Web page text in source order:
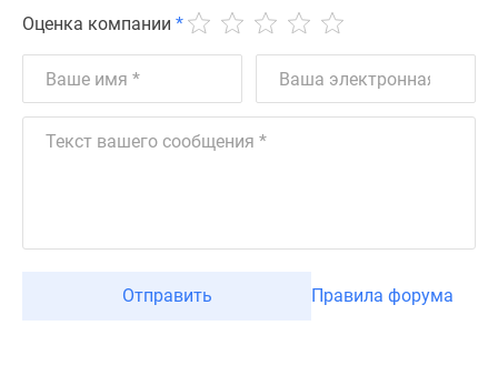
Rutube
Поиск
Москве
Москве
Оценка компании *
Отправить Правила форума